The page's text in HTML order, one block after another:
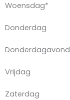
Woensdag*
Donderdag
Donderdagavond
Vrijdag
Zaterdag